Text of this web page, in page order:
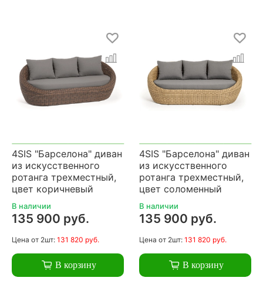
4SIS "Барселона" диван
из искусственного
ротанга трехместный,
цвет коричневый
В наличии
135 900 руб.
Цена от 2шт: 131 820 руб.
В корзину
4SIS "Барселона" диван
из искусственного
ротанга трехместный,
цвет соломенный
В наличии
135 900 руб.
Цена от 2шт: 131 820 руб.
В корзину